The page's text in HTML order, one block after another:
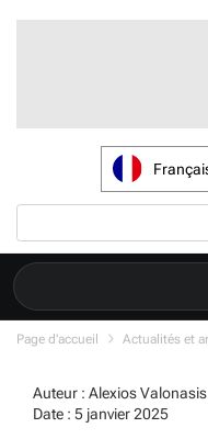
Page d'accueil Actualités et
Auteur : Alexios Valonasis
Date : 5 janvier 2025